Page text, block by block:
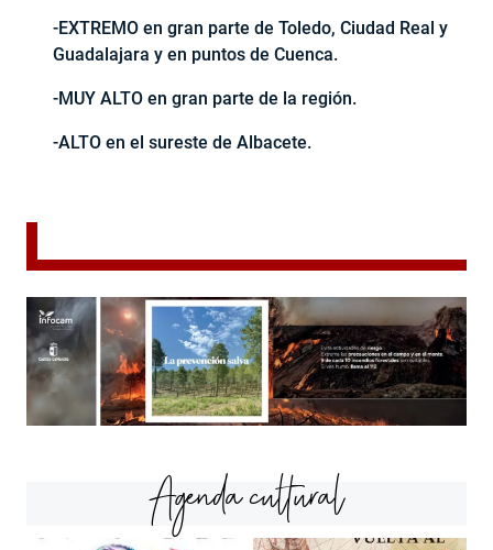
-EXTREMO en gran parte de Toledo, Ciudad Real y
Guadalajara y en puntos de Cuenca.
-MUY ALTO en gran parte de la región.
-ALTO en el sureste de Albacete.
Agenda cultural